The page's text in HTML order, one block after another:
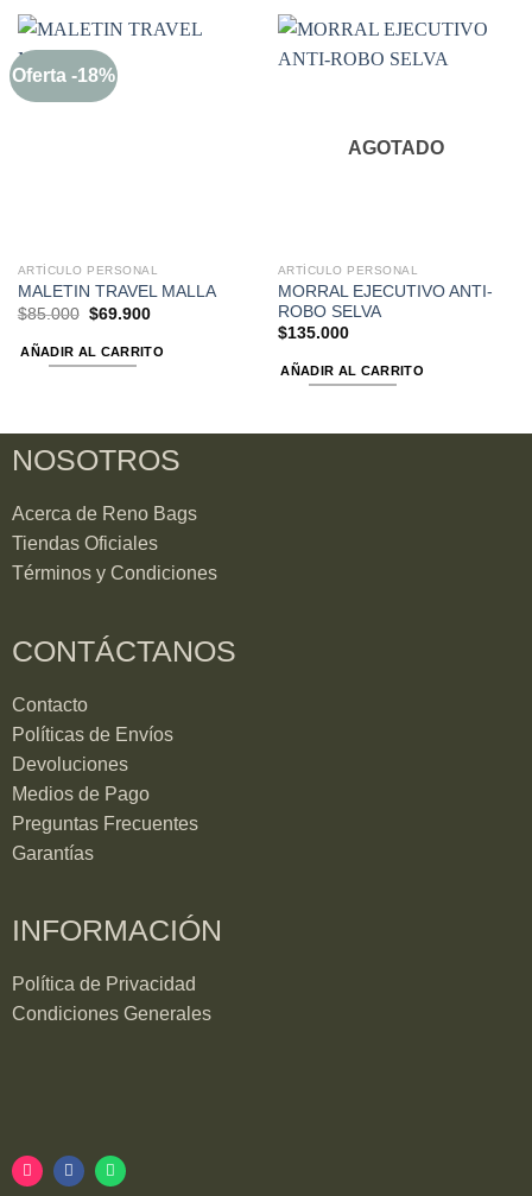
Oferta -18%
ARTÍCULO PERSONAL
MALETIN TRAVEL MALLA
$85.000 $69.900
AÑADIR AL CARRITO
AGOTADO
ARTÍCULO PERSONAL
MORRAL EJECUTIVO ANTI-
ROBO SELVA
$135.000
AÑADIR AL CARRITO
NOSOTROS
Acerca de Reno Bags
Tiendas Oficiales
Términos y Condiciones
CONTÁCTANOS
Contacto
Políticas de Envíos
Devoluciones
Medios de Pago
Preguntas Frecuentes
Garantías
INFORMACIÓN
Política de Privacidad
Condiciones Generales